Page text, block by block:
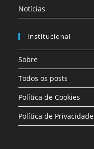
Notícias
Institucional
Sobre
Todos os posts
Política de Cookies
Política de Privacidade